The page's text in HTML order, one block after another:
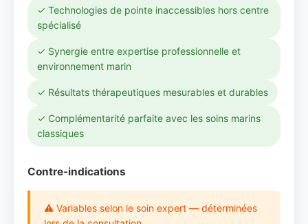
✓ Technologies de pointe inaccessibles hors centre
spécialisé
✓ Synergie entre expertise professionnelle et
environnement marin
✓ Résultats thérapeutiques mesurables et durables
✓ Complémentarité parfaite avec les soins marins
classiques
Contre-indications
⚠ Variables selon le soin expert — déterminées